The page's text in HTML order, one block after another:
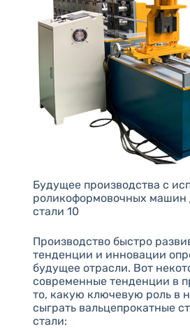
Будущее производства с
роликоформовочных машин
стали 10
Производство быстро
тенденции и инновации
будущее отрасли. Вот
современные тенденции в
то, какую ключевую роль в
сыграть вальцепрокатные
стали: